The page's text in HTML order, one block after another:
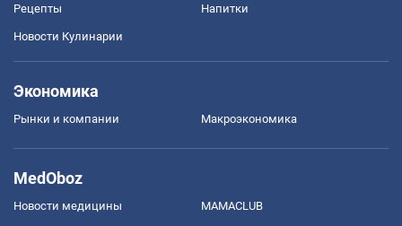
Рецепты Напитки
Новости Кулинарии
Экономика
Рынки и компании Mакроэкономика
MedOboz
Новости медицины MAMACLUB